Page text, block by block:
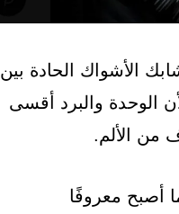
الأشواك الحادة بين
الوحدة والبرد أقسى
من الألم.
أصبح معروفًا